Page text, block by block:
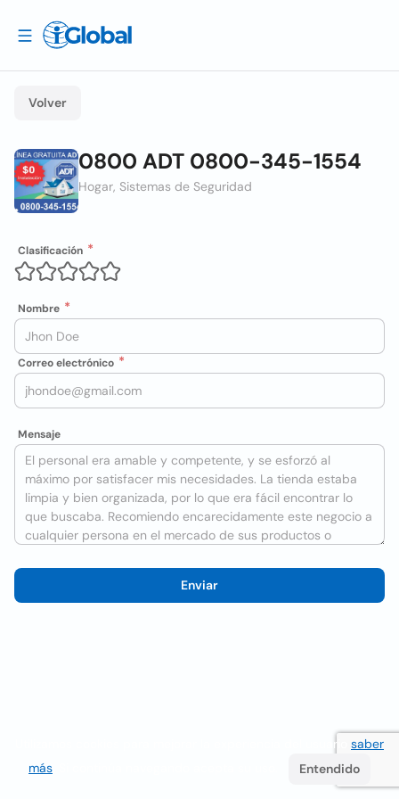
Volver
0800 ADT 0800-345-1554
Hogar, Sistemas de Seguridad
Clasificación
Nombre
Correo electrónico
Mensaje
Enviar
Utilizamos cookies para mejorar la experiencia del usuario saber
más
Entendido